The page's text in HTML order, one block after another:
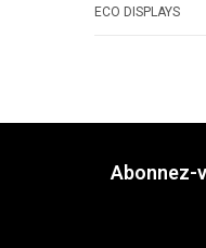
ECO DISPLAYS
Abonnez-